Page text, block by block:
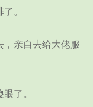
。
亲自去给大佬服
了。